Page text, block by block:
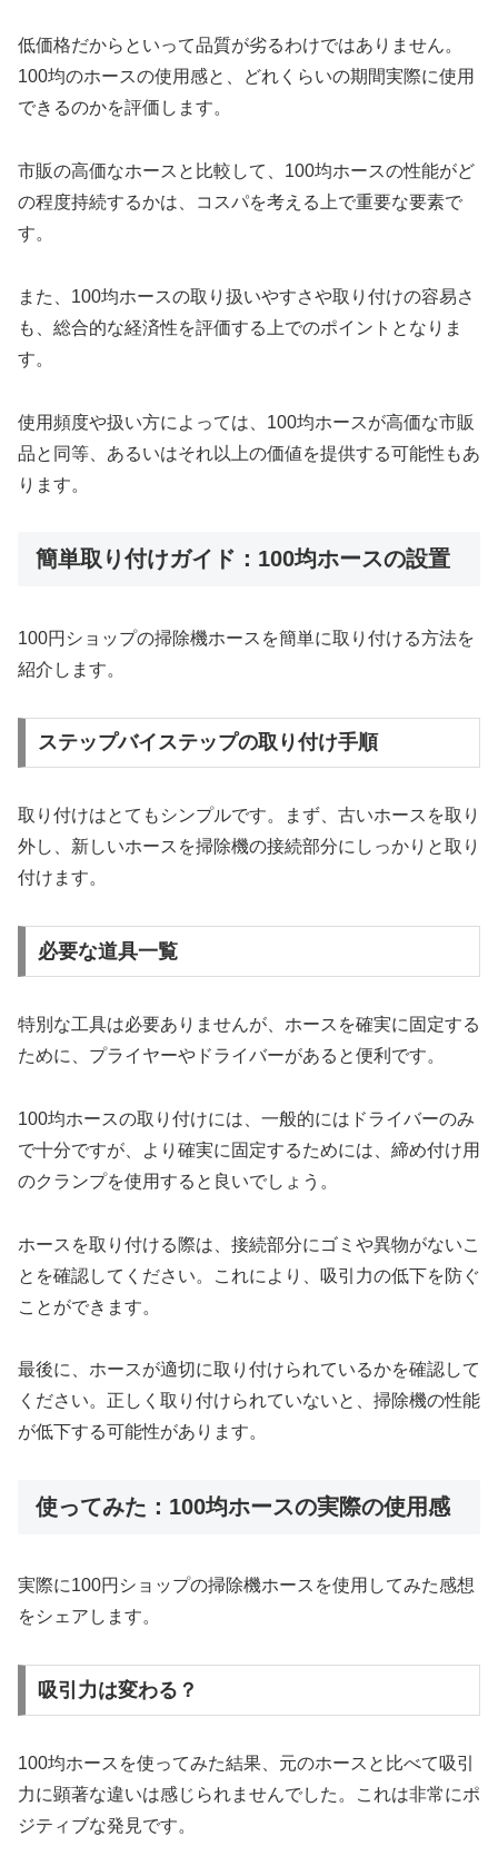
低価格だからといって品質が劣るわけではありません。
100均のホースの使用感と、どれくらいの期間実際に使用
できるのかを評価します。
市販の高価なホースと比較して、100均ホースの性能がど
の程度持続するかは、コスパを考える上で重要な要素で
す。
また、100均ホースの取り扱いやすさや取り付けの容易さ
も、総合的な経済性を評価する上でのポイントとなりま
す。
使用頻度や扱い方によっては、100均ホースが高価な市販
品と同等、あるいはそれ以上の価値を提供する可能性もあ
ります。
簡単取り付けガイド：100均ホースの設置
100円ショップの掃除機ホースを簡単に取り付ける方法を
紹介します。
ステップバイステップの取り付け手順
取り付けはとてもシンプルです。まず、古いホースを取り
外し、新しいホースを掃除機の接続部分にしっかりと取り
付けます。
必要な道具一覧
特別な工具は必要ありませんが、ホースを確実に固定する
ために、プライヤーやドライバーがあると便利です。
100均ホースの取り付けには、一般的にはドライバーのみ
で十分ですが、より確実に固定するためには、締め付け用
のクランプを使用すると良いでしょう。
ホースを取り付ける際は、接続部分にゴミや異物がないこ
とを確認してください。これにより、吸引力の低下を防ぐ
ことができます。
最後に、ホースが適切に取り付けられているかを確認して
ください。正しく取り付けられていないと、掃除機の性能
が低下する可能性があります。
使ってみた：100均ホースの実際の使用感
実際に100円ショップの掃除機ホースを使用してみた感想
をシェアします。
吸引力は変わる？
100均ホースを使ってみた結果、元のホースと比べて吸引
力に顕著な違いは感じられませんでした。これは非常にポ
ジティブな発見です。